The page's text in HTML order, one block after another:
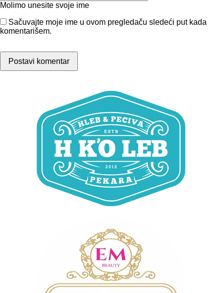
Molimo unesite svoje ime
Sačuvajte moje ime u ovom pregledaču sledeći put kada
komentarišem.